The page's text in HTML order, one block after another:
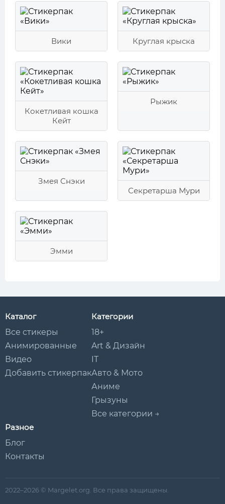
Вики Круглая крыска
Кокетливая кошка
Кейт
Рыжик
Змея Снэки
Секретарша Мури
Эмми
Каталог
Все стикеры
Анимированные
Видео
Добавить стикерпак
Категории
18+
Art & Дизайн
IT
Авто & Мото
Аниме
Грызуны
Все категории →
Разное
Блог
Контакты
2022–2026 © Margelet.org. Все права защищены.